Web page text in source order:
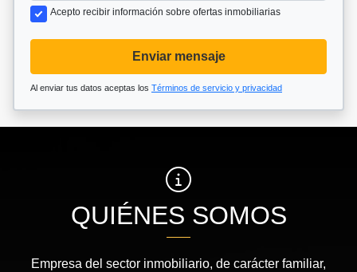
Acepto recibir información sobre ofertas inmobiliarias
Enviar mensaje
Al enviar tus datos aceptas los Términos de servicio y privacidad
QUIÉNES SOMOS
Empresa del sector inmobiliario, de carácter familiar,